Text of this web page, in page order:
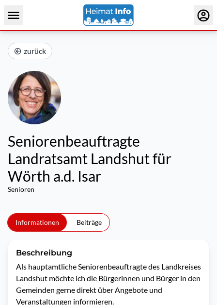
zurück
Seniorenbeauftragte
Landratsamt Landshut für
Wörth a.d. Isar
Senioren
Informationen Beiträge
Beschreibung
Als hauptamtliche Seniorenbeauftragte des Landkreises
Landshut möchte ich die Bürgerinnen und Bürger in den
Gemeinden gerne direkt über Angebote und
Veranstaltungen informieren.